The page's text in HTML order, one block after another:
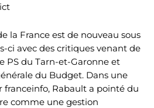
la France est de nouveau sous
ci avec des critiques venant de
PS du Tarn-et-Garonne et
du Budget. Dans une
Rabault a pointé du
comme une gestion